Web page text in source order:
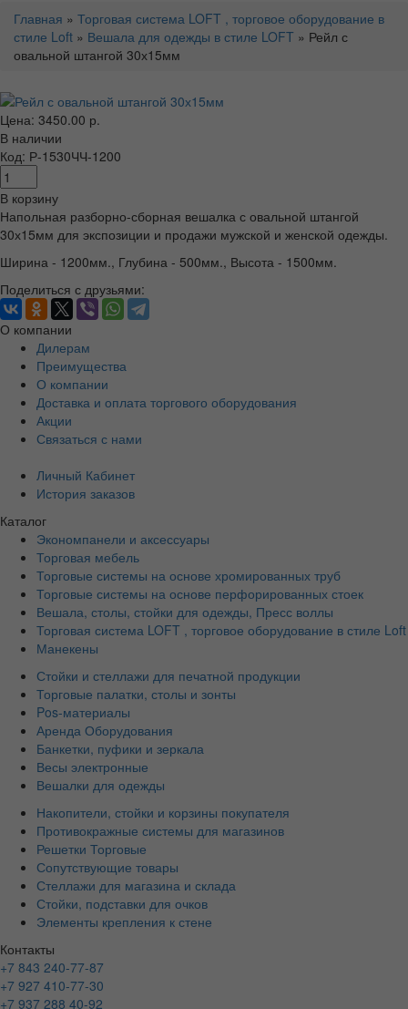
Главная » Торговая система LOFT , торговое оборудование в
стиле Loft » Вешала для одежды в стиле LOFT » Рейл с
овальной штангой 30х15мм
Цена: 3450.00 р.
В наличии
Код: Р-1530ЧЧ-1200
В корзину
Напольная разборно-сборная вешалка с овальной штангой
30х15мм для экспозиции и продажи мужской и женской одежды.
Ширина - 1200мм., Глубина - 500мм., Высота - 1500мм.
Поделиться с друзьями:
О компании
Дилерам
Преимущества
О компании
Доставка и оплата торгового оборудования
Акции
Связаться с нами
Личный Кабинет
История заказов
Каталог
Экономпанели и аксессуары
Торговая мебель
Торговые системы на основе хромированных труб
Торговые системы на основе перфорированных стоек
Вешала, столы, стойки для одежды, Пресс воллы
Торговая система LOFT , торговое оборудование в стиле Loft
Манекены
Стойки и стеллажи для печатной продукции
Торговые палатки, столы и зонты
Pos-материалы
Аренда Оборудования
Банкетки, пуфики и зеркала
Весы электронные
Вешалки для одежды
Накопители, стойки и корзины покупателя
Противокражные системы для магазинов
Решетки Торговые
Сопутствующие товары
Стеллажи для магазина и склада
Стойки, подставки для очков
Элементы крепления к стене
Контакты
+7 843 240-77-87
+7 927 410-77-30
+7 937 288 40-92